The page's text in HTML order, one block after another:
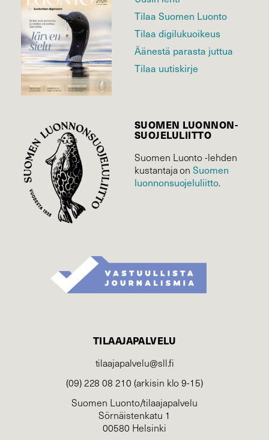
Tilaa Suomen Luonto
Tilaa digilukuoikeus
Äänestä parasta juttua
Tilaa uutiskirje
SUOMEN LUONNON­
SUOJELU­LIITTO
Suomen Luonto -lehden
kustantaja onSuomen
luonnonsuojelu­liitto.
TILAAJAPALVELU
tilaajapalvelu@sll.fi
(09) 228 08 210 (arkisin klo 9-15)
Suomen Luonto/tilaajapalvelu
Sörnäistenkatu 1
00580 Helsinki